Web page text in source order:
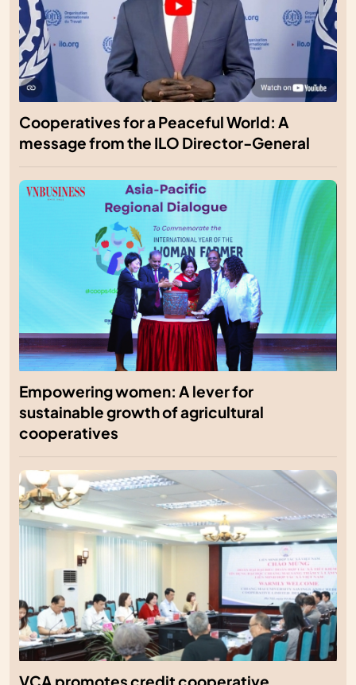
Cooperatives for a Peaceful World: A
message from the ILO Director-General
Empowering women: A lever for
sustainable growth of agricultural
cooperatives